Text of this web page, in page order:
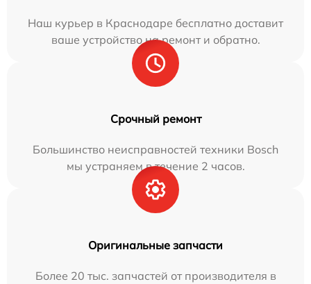
Наш курьер в Краснодаре бесплатно доставит
ваше устройство на ремонт и обратно.
Срочный ремонт
Большинство неисправностей техники Bosch
мы устраняем в течение 2 часов.
Оригинальные запчасти
Более 20 тыс. запчастей от производителя в